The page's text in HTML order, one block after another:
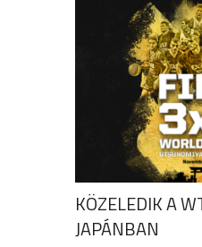
KÖZELEDIK A
JAPÁNBAN